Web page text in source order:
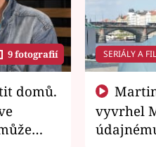
9 fotografií SERIÁLY A
vyvrhel